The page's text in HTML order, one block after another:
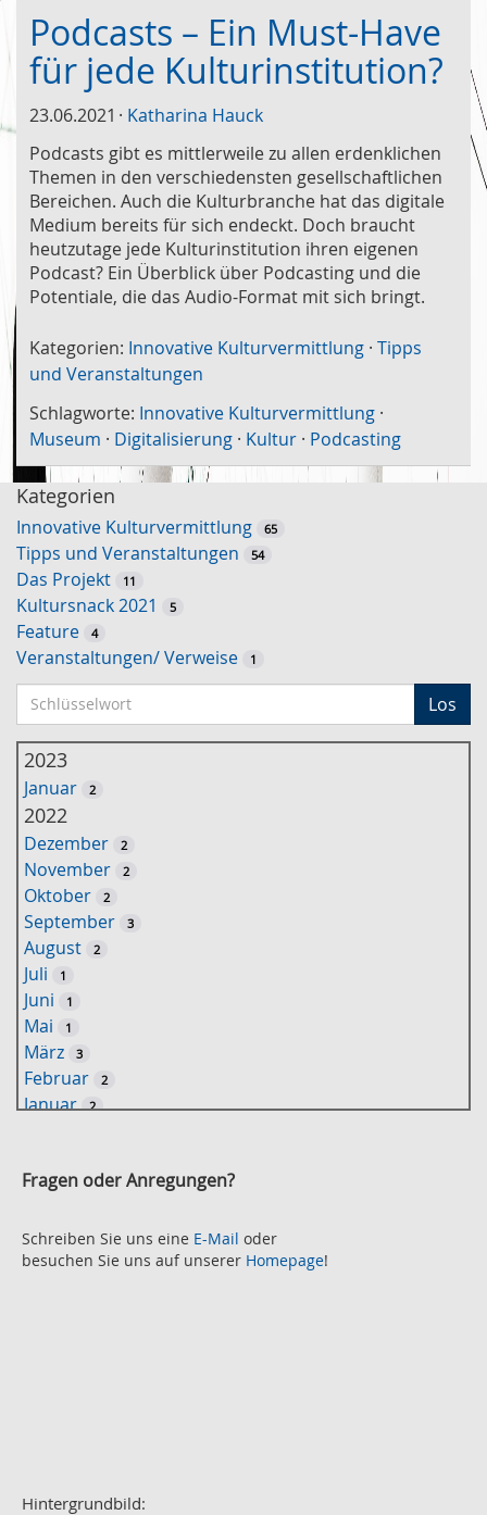
Podcasts – Ein Must-Have
für jede Kulturinstitution?
23.06.2021
Katharina Hauck
Podcasts gibt es mittlerweile zu allen erdenklichen
Themen in den verschiedensten gesellschaftlichen
Bereichen. Auch die Kulturbranche hat das digitale
Medium bereits für sich endeckt. Doch braucht
heutzutage jede Kulturinstitution ihren eigenen
Podcast? Ein Überblick über Podcasting und die
Potentiale, die das Audio-Format mit sich bringt.
Kategorien: Innovative Kulturvermittlung · Tipps
und Veranstaltungen
Schlagworte: Innovative Kulturvermittlung ·
Museum · Digitalisierung · Kultur · Podcasting
Kategorien
Innovative Kulturvermittlung 65
Tipps und Veranstaltungen 54
Das Projekt 11
Kultursnack 2021 5
Feature 4
Veranstaltungen/ Verweise 1
c
h
ü
w
o
r
u
c
Los
2023
Januar 2
2022
Dezember 2
November 2
Oktober 2
September 3
August 2
Juli 1
Juni 1
Mai 1
März 3
Februar 2
Januar 2
Oktober 2
August 2
Juli 2
November 2
Fragen oder Anregungen?
Schreiben Sie uns eine E-Mail oder
besuchen Sie uns auf unserer Homepage!
Hintergrundbild: